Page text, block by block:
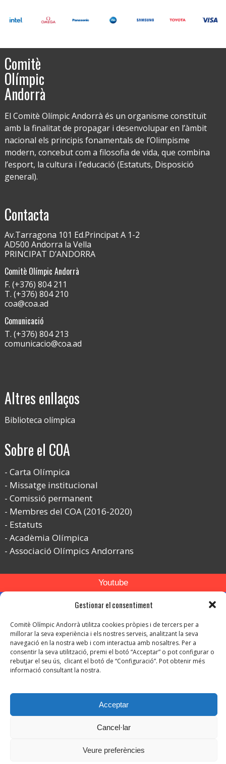
Gestionar el consentiment
Comitè Olímpic Andorrà utilitza cookies pròpies i de tercers per a
millorar la seva experiència i els nostres serveis, analitzant la seva
navegació en la nostra web i com interactua amb nosaltres. Per a
consentir la seva utilització, premi el botó “Acceptar” o pot configurar o
rebutjar el seu ús, clicant el botó de “Configuració”. Pot obtenir més
informació consultant la nostra.
Acceptar
Cancel·lar
Veure preferències
Comitè
Olímpic
Andorrà
El Comitè Olímpic Andorrà és un organisme constituït
amb la finalitat de propagar i desenvolupar en l’àmbit
nacional els principis fonamentals de l’Olimpisme
modern, concebut com a filosofia de vida, que combina
l’esport, la cultura i l’educació (Estatuts, Disposició
general).
Contacta
Av.Tarragona 101 Ed.Principat A 1-2
AD500 Andorra la Vella
PRINCIPAT D’ANDORRA
Comitè Olímpic Andorrà
F. (+376) 804 211
T. (+376) 804 210
coa@coa.ad
Comunicació
T. (+376) 804 213
comunicacio@coa.ad
Altres enllaços
Biblioteca olímpica
Sobre el COA
Carta Olímpica
Missatge institucional
Comissió permanent
Membres del COA (2016-2020)
Estatuts
Acadèmia Olímpica
Associació Olímpics Andorrans
Youtube
Flickr
© Copyright 2026. Tots els drets reservats.
Avís legal-
Política de privacitat-
Política de protecció de dades